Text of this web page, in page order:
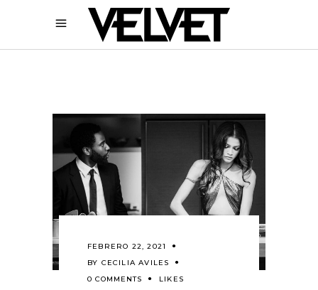
FEBRERO 22, 2021
BY CECILIA AVILES
0 COMMENTS
LIKES